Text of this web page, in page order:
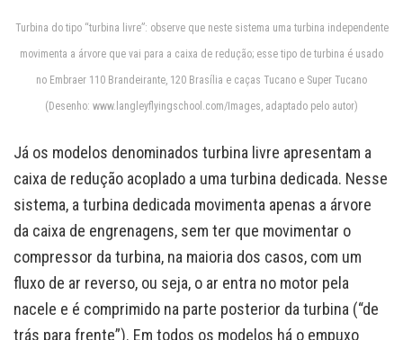
Turbina do tipo “turbina livre”: observe que neste sistema uma turbina independente
movimenta a árvore que vai para a caixa de redução; esse tipo de turbina é usado
no Embraer 110 Brandeirante, 120 Brasília e caças Tucano e Super Tucano
(Desenho: www.langleyflyingschool.com/Images, adaptado pelo autor)
Já os modelos denominados turbina livre apresentam a
caixa de redução acoplado a uma turbina dedicada. Nesse
sistema, a turbina dedicada movimenta apenas a árvore
da caixa de engrenagens, sem ter que movimentar o
compressor da turbina, na maioria dos casos, com um
fluxo de ar reverso, ou seja, o ar entra no motor pela
nacele e é comprimido na parte posterior da turbina (“de
trás para frente”). Em todos os modelos há o empuxo